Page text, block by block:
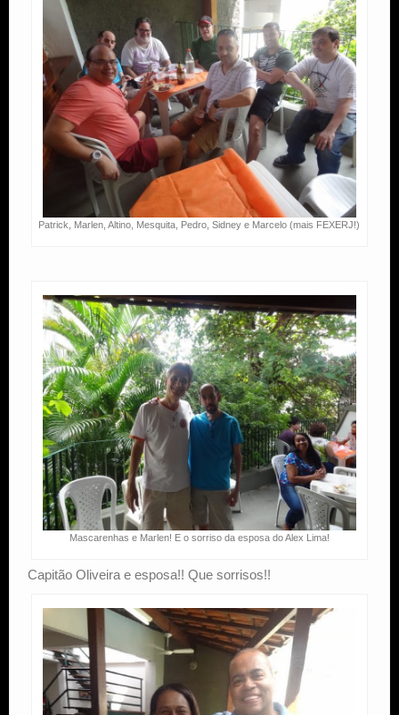
Patrick, Marlen, Altino, Mesquita, Pedro, Sidney e Marcelo (mais FEXERJ!)
Mascarenhas e Marlen! E o sorriso da esposa do Alex Lima!
Capitão Oliveira e esposa!! Que sorrisos!!